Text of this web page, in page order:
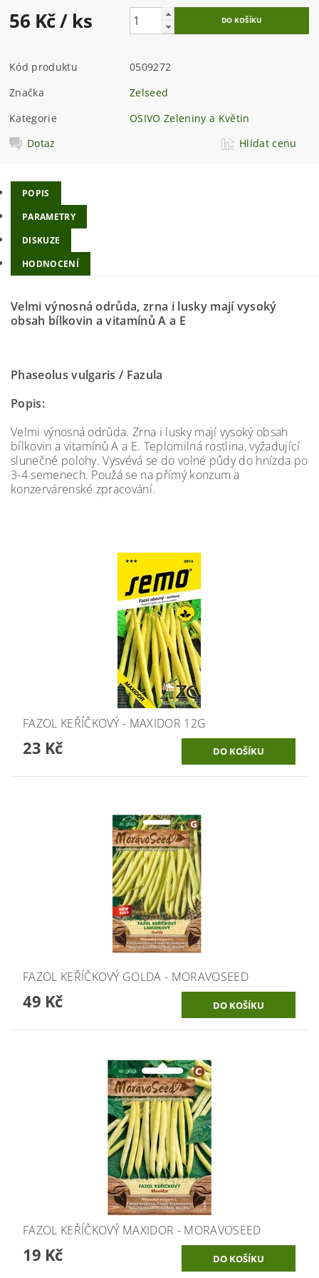
56 Kč/ ks
Kód produktu
0509272
Značka
Zelseed
Kategorie
OSIVO Zeleniny a Květin
Dotaz
Hlídat cenu
POPIS
PARAMETRY
DISKUZE
HODNOCENÍ
Velmi výnosná odrůda, zrna i lusky mají vysoký
obsah bílkovin a vitamínů A a E
Phaseolus vulgaris / Fazula
Popis:
Velmi výnosná odrůda. Zrna i lusky mají vysoký obsah
bílkovin a vitamínů A a E. Teplomilná rostlina, vyžadující
slunečné polohy. Vysvévá se do volné půdy do hnízda po
3-4 semenech. Použá se na přímý konzum a
konzervárenské zpracování.
FAZOL KEŘÍČKOVÝ - MAXIDOR 12G
23 Kč
FAZOL KEŘÍČKOVÝ GOLDA - MORAVOSEED
49 Kč
FAZOL KEŘÍČKOVÝ MAXIDOR - MORAVOSEED
19 Kč